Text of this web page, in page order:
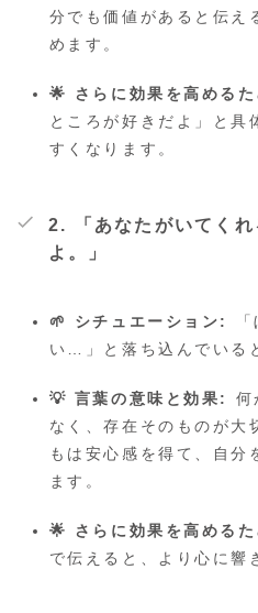
分でも価値があると伝え
めます。
🌟 さらに効果を高める
ところが好きだよ」と具
すくなります。
2. 「あなたがいてくれ
よ。」
🌱 シチュエーション:
「
い…」と落ち込んでいる
💡 言葉の意味と効果:
何
なく、存在そのものが大
もは安心感を得て、自分
ます。
🌟 さらに効果を高める
で伝えると、より心に響